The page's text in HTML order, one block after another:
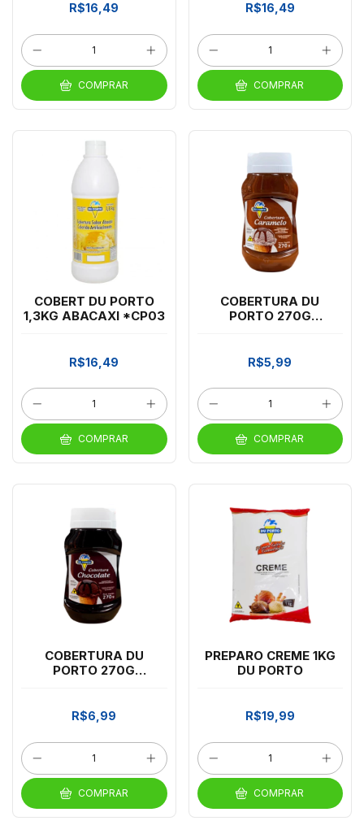
R$16,49
COMPRAR
R$16,49
COMPRAR
COBERT DU PORTO
1,3KG ABACAXI *CP03
R$16,49
COMPRAR
COBERTURA DU
PORTO 270G
R$5,99
COMPRAR
COBERTURA DU
PORTO 270G
R$6,99
COMPRAR
PREPARO CREME 1KG
DU PORTO
R$19,99
COMPRAR